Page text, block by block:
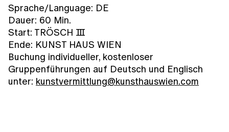
Sprache/Language: DE
Dauer: 60 Min.
Start: TRÖSCH Ⅲ
Ende: KUNST HAUS WIEN
Buchung individueller, kostenloser
Gruppenführungen auf Deutsch und Englisch
unter: kunstvermittlung@kunsthauswien.com